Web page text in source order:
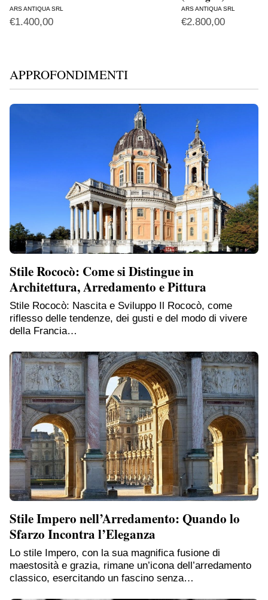
ARS ANTIQUA SRL
€1.400,00
ARS ANTIQUA SRL
€2.800,00
APPROFONDIMENTI
Stile Rococò: Come si Distingue in
Architettura, Arredamento e Pittura
Stile Rococò: Nascita e Sviluppo Il Rococò, come
riflesso delle tendenze, dei gusti e del modo di vivere
della Francia…
Stile Impero nell’Arredamento: Quando lo
Sfarzo Incontra l’Eleganza
Lo stile Impero, con la sua magnifica fusione di
maestosità e grazia, rimane un’icona dell’arredamento
classico, esercitando un fascino senza…